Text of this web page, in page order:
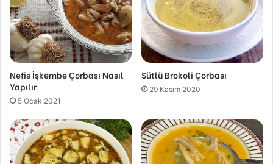
Nefis İşkembe Çorbası Nasıl
Yapılır
5 Ocak 2021
Sütlü Brokoli Çorbası
29 Kasım 2020